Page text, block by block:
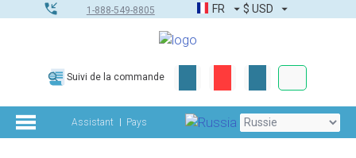
1-888-549-8805 FR $ USD
Suivi de la commande
Assistant Pays